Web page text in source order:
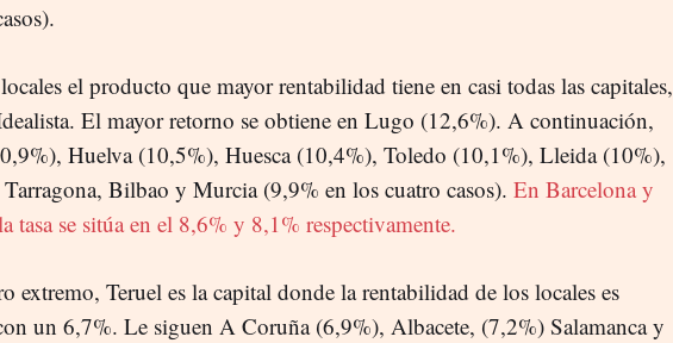
el producto que mayor rentabilidad tiene en casi todas las capitales,
El mayor retorno se obtiene en Lugo (12,6%). A continuación,
Huelva (10,5%), Huesca (10,4%), Toledo (10,1%), Lleida (10%),
Bilbao y Murcia (9,9% en los cuatro casos). En Barcelona y
tasa se sitúa en el 8,6% y 8,1% respectivamente.
extremo, Teruel es la capital donde la rentabilidad de los locales es
un 6,7%. Le siguen A Coruña (6,9%), Albacete, (7,2%) Salamanca y